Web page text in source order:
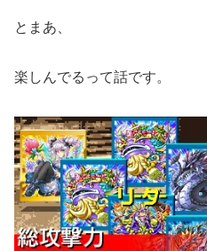
とまあ、
楽しんでるって話です。